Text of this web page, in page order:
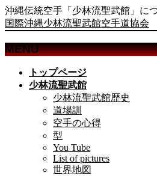
沖縄伝統空手「少林流聖武館」に
国際沖縄少林流聖武館空手道協会
MENU
トップページ
少林流聖武館
少林流聖武館歴史
道場訓
空手の心得
型
You Tube
List of pictures
世界地図